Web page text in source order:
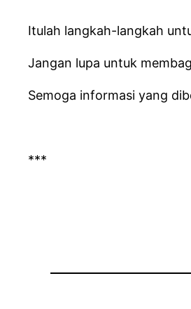
Itulah langkah-langkah
Jangan lupa untuk
Semoga informasi yang
***